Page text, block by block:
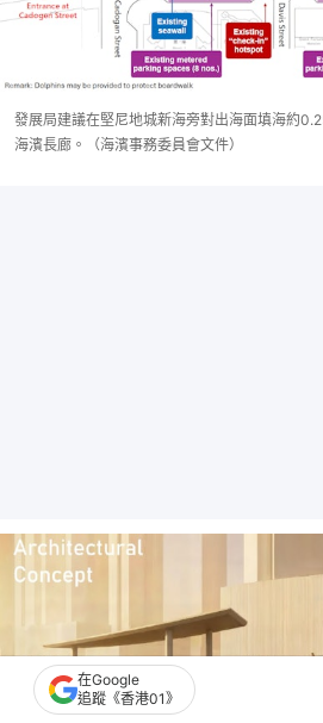
發展局建議在堅尼地城新海旁對出海面填海約
海濱長廊。（海濱事務委員會文件）
在Google
追蹤《香港01》